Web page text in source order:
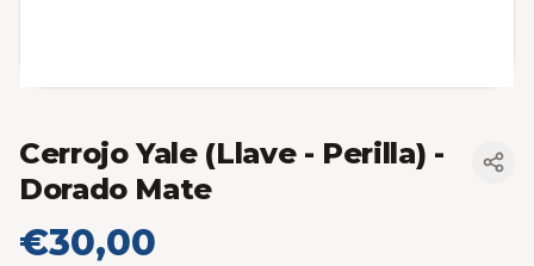
Cerrojo Yale (Llave - Perilla) -
Dorado Mate
€30,00